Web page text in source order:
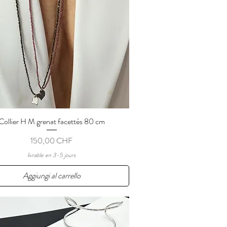
Vista rapida
H M grenat facettés 80 cm
Prezzo
150,00 CHF
livrable en 3-5 jours
Aggiungi al carrello